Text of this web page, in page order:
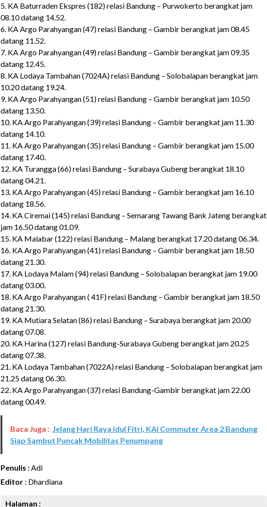
5. KA Baturraden Ekspres (182) relasi Bandung – Purwokerto berangkat jam
08.10 datang 14.52.
6. KA Argo Parahyangan (47) relasi Bandung – Gambir berangkat jam 08.45
datang 11.52.
7. KA Argo Parahyangan (49) relasi Bandung – Gambir berangkat jam 09.35
datang 12.45.
8. KA Lodaya Tambahan (7024A) relasi Bandung – Solobalapan berangkat jam
10.20 datang 19.24.
9. KA Argo Parahyangan (51) relasi Bandung – Gambir berangkat jam 10.50
datang 13.50.
10. KA Argo Parahyangan (39) relasi Bandung – Gambir berangkat jam 11.30
datang 14.10.
11. KA Argo Parahyangan (35) relasi Bandung – Gambir berangkat jam 15.00
datang 17.40.
12. KA Turangga (66) relasi Bandung – Surabaya Gubeng berangkat 18.10
datang 04.21.
13. KA Argo Parahyangan (45) relasi Bandung – Gambir berangkat jam 16.10
datang 18.56.
14. KA Ciremai (145) relasi Bandung – Semarang Tawang Bank Jateng berangkat
jam 16.50 datang 01.09.
15. KA Malabar (122) relasi Bandung – Malang berangkat 17.20 datang 06.34.
16. KA Argo Parahyangan (41) relasi Bandung – Gambir berangkat jam 18.50
datang 21.30.
17. KA Lodaya Malam (94) relasi Bandung – Solobalapan berangkat jam 19.00
datang 03.00.
18. KA Argo Parahyangan ( 41F) relasi Bandung – Gambir berangkat jam 18.50
datang 21.30.
19. KA Mutiara Selatan (86) relasi Bandung – Surabaya berangkat jam 20.00
datang 07.08.
20. KA Harina (127) relasi Bandung-Surabaya Gubeng berangkat jam 20.25
datang 07.38.
21. KA Lodaya Tambahan (7022A) relasi Bandung – Solobalapan berangkat jam
21.25 datang 06.30.
22. KA Argo Parahyangan (37) relasi Bandung-Gambir berangkat jam 22.00
datang 00.49.
Baca Juga : Jelang Hari Raya Idul Fitri, KAI Commuter Area 2 Bandung
Siap Sambut Puncak Mobilitas Penumpang
Penulis : Adi
Editor : Dhardiana
Halaman :